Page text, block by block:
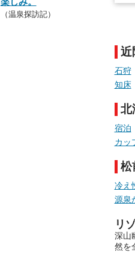
手
め
時
近
石狩
知床
北
宿泊
カッ
松
冷え
源泉
リ
深山
然を
（温泉探訪記）